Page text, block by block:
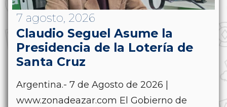
7 agosto, 2026
Claudio Seguel Asume la
Presidencia de la Lotería de
Santa Cruz
Argentina.- 7 de Agosto de 2026 |
www.zonadeazar.com El Gobierno de